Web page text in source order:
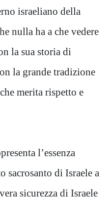
israeliano della
nulla ha a che vedere
la sua storia di
la grande tradizione
merita rispetto e
l’essenza
sacrosanto di Israele a
sicurezza di Israele